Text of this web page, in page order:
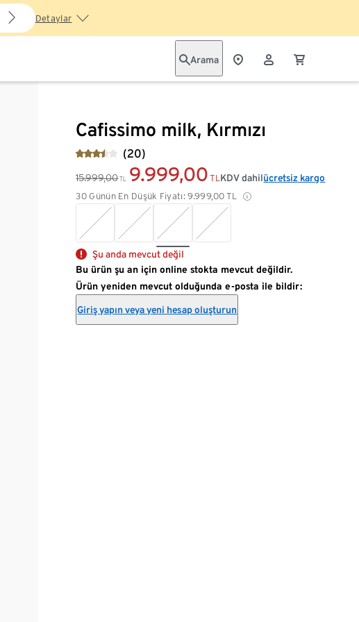
Detaylar
Arama
Cafissimo milk, Kırmızı
(20)
15.999,00 TL 9.999,00 TL
30 Günün En Düşük Fiyatı: 9.999,00 TL
KDV dahilücretsiz kargo
Şu anda mevcut değil
Bu ürün şu an için online stokta mevcut değildir.
Ürün yeniden mevcut olduğunda e-posta ile bildir:
Giriş yapın veya yeni hesap oluşturun